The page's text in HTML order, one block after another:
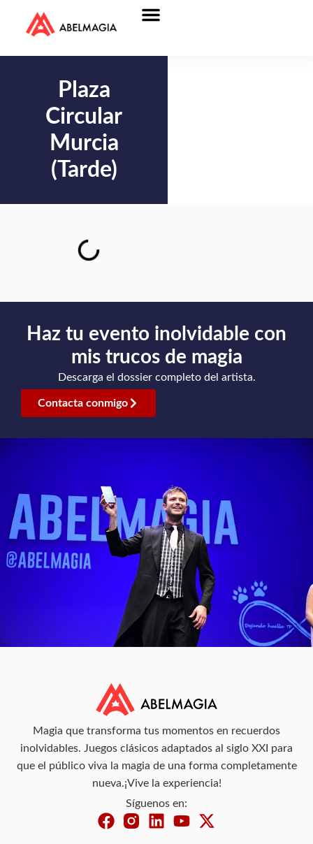
Plaza
Circular
Murcia
(Tarde)
Haz tu evento inolvidable con
mis trucos de magia
Descarga el dossier completo del artista.
Contacta conmigo
Magia que transforma tus momentos en recuerdos
inolvidables. Juegos clásicos adaptados al siglo XXI para
que el público viva la magia de una forma completamente
nueva.¡Vive la experiencia!
Síguenos en: